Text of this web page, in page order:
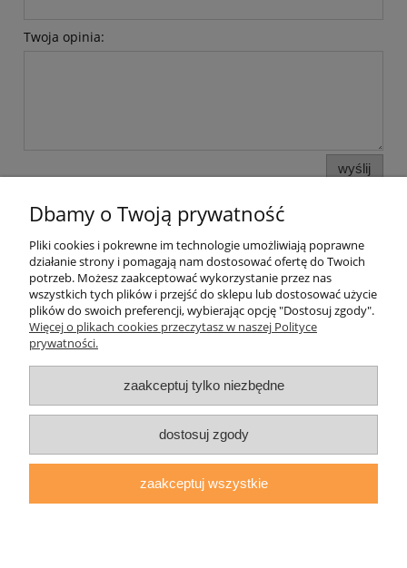
Twoja opinia:
wyślij
Pomoc
Moje konto
Informacje
O nas
ul. Grodzka Nr 23, 67-200 Głogów | woj. dolnośląskie
| tel.: 513093168 | email:sklep@daryziol.pl| NIP: 6921579498 |
Dbamy o Twoją prywatność
Pliki cookies i pokrewne im technologie umożliwiają poprawne
działanie strony i pomagają nam dostosować ofertę do Twoich
potrzeb. Możesz zaakceptować wykorzystanie przez nas
wszystkich tych plików i przejść do sklepu lub dostosować użycie
plików do swoich preferencji, wybierając opcję "Dostosuj zgody".
Więcej o plikach cookies przeczytasz w naszej Polityce
prywatności.
zaakceptuj tylko niezbędne
dostosuj zgody
zaakceptuj wszystkie